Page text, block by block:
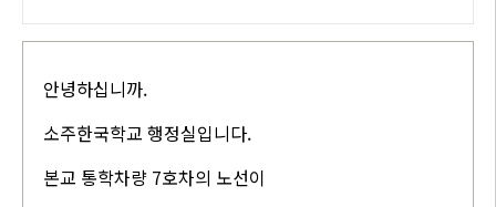
안녕하십니까.
소주한국학교 행정실입니다.
본교 통학차량 7호차의 노선이